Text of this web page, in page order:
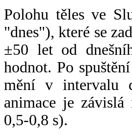
Polohu těles ve
"dnes"), které se
±50 let od
hodnot. Po
mění v intervalu
animace je
0,5-0,8 s).